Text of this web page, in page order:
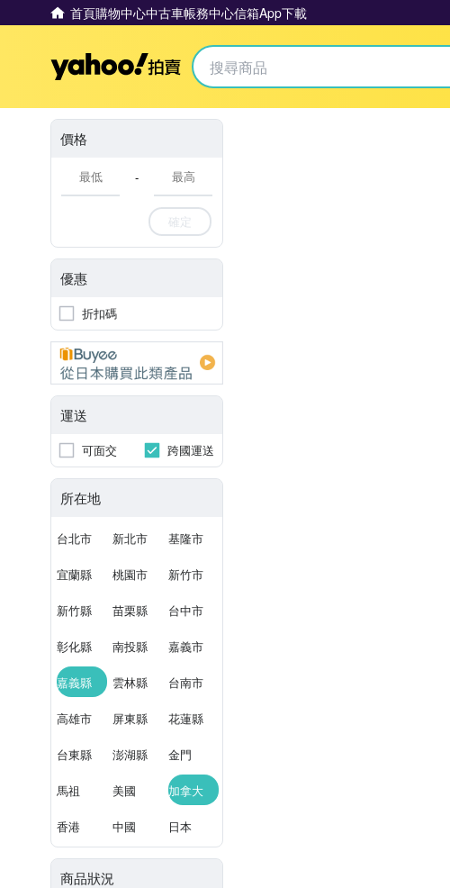
首頁購物中心中古車帳務中心信箱App下載
Yahoo拍賣
價格
-
確定
優惠
折扣碼
運送
可面交 跨國運送
所在地
台北市 新北市 基隆市
宜蘭縣 桃園市 新竹市
新竹縣 苗栗縣 台中市
彰化縣 南投縣 嘉義市
嘉義縣 雲林縣 台南市
高雄市 屏東縣 花蓮縣
台東縣 澎湖縣 金門
馬祖 美國 加拿大
香港 中國 日本
商品狀況